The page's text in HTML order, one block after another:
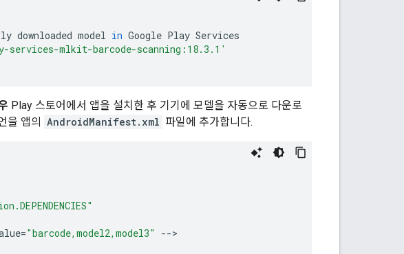
downloaded model in Google Play Services
services-mlkit-barcode-scanning:18.3.1'
Play 스토어에서 앱을 설치한 후 기기에 모델을 자동으로 다운로
을 앱의
AndroidManifest.xml 파일에 추가합니다.
="barcode,model2,model3" -->